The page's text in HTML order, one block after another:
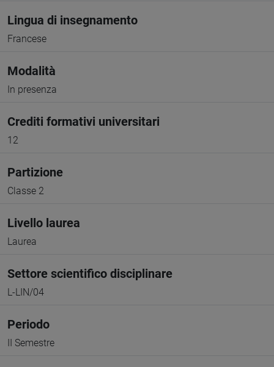
Lingua di insegnamento
Francese
Modalità
In presenza
Crediti formativi universitari
12
Partizione
Classe 2
Livello laurea
Laurea
Settore scientifico disciplinare
L-LIN/04
Periodo
II Semestre